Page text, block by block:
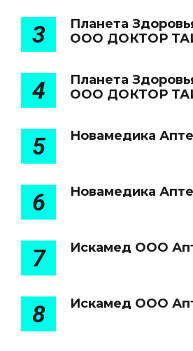
3
Планета
ООО ДОКТОР
4
Планета
ООО ДОКТОР
5 Новамедика
6 Новамедика
7 Искамед ООО
8 Искамед ООО